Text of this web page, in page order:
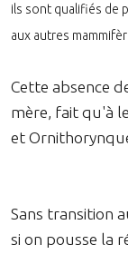
ils sont qualifiés de
aux autres
Cette absence
mère, fait qu'à
et
Sans transition
si on pousse la